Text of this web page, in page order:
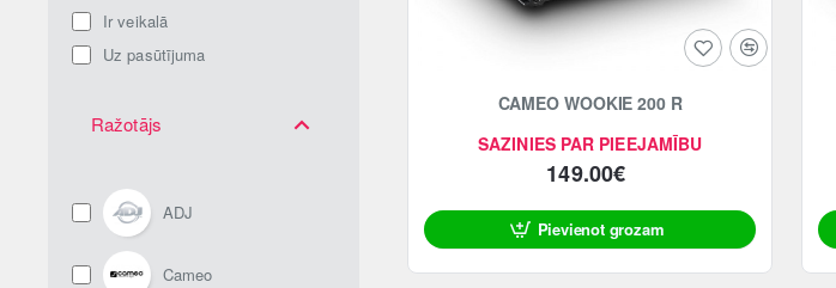
Ir veikalā
Uz pasūtījuma
Ražotājs
ADJ
Cameo
SAZINIES PAR PIEEJAMĪBU
CAMEO WOOKIE 200 R
149.00€
Pievienot grozam